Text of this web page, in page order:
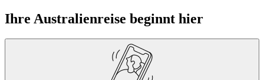
Ihre Australienreise beginnt hier